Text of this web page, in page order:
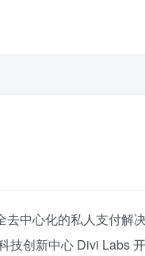
中心化的私人支付解
技创新中心 Divi Labs